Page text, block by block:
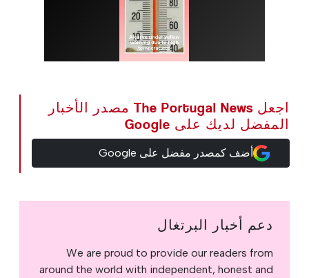
اجعل The Portugal News مصدر الأخبار
المفضل لديك على Google
أضف كمصدر مفضل على Google
دعم أخبار البرتغال
We are proud to provide our readers from
around the world with independent, honest and